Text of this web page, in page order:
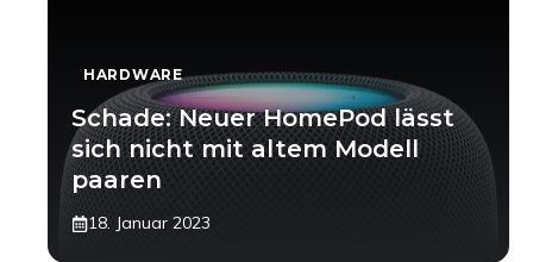
HARDWARE
Schade: Neuer HomePod lässt
sich nicht mit altem Modell
paaren
18. Januar 2023